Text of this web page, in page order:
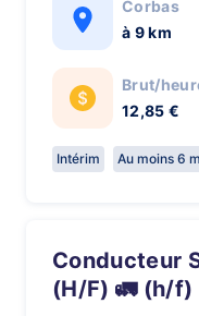
Corbas
à 9 km
Brut/
12,85 €
Intérim Au moins 6
Conducteur SPL Porte-Engins
(H/F) 🚛 (h/f)